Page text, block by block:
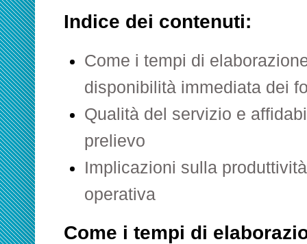
Indice dei contenuti:
Come i tempi di
disponibilità immediata dei
Qualità del servizio e
prelievo
Implicazioni sulla
operativa
Come i tempi di